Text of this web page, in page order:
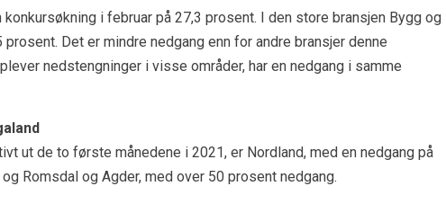
i februar på 27,3 prosent. I den store bransjen Bygg og
Det er mindre nedgang enn for andre bransjer denne
nedstengninger i visse områder, har en nedgang i samme
ut de to første månedene i 2021, er Nordland, med en nedgang på
Romsdal og Agder, med over 50 prosent nedgang.